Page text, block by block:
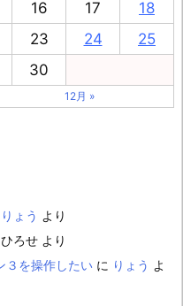
16 17
18
23 24
25
30
12月 »
りょう より
ひろせ より
３を操作したい に りょう よ